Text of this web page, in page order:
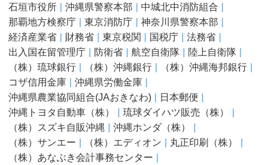
⽯垣市役所
沖縄県警察本部
中城北中消防組合
那覇地⽅検察庁
東京消防庁
神奈川県警察本部
経済産業省
財務省 東京税関 国税庁
法務省
出⼊国在留管理庁
防衛省 航空⾃衛隊
陸上⾃衛隊
（株）琉球銀⾏
（株）沖縄銀⾏
（株）沖縄海邦銀⾏
コザ信⽤⾦庫
沖縄県労働⾦庫
沖縄県農業協同組合(JAおきなわ)
⽇本郵便
沖縄トヨタ⾃動⾞（株）
琉球ダイハツ販売（株）
（株）スズキ⾃販沖縄
沖縄ホンダ（株）
（株）サンエー
（株）エディオン
丸正印刷（株）
（株）あなぶき会計事務センター